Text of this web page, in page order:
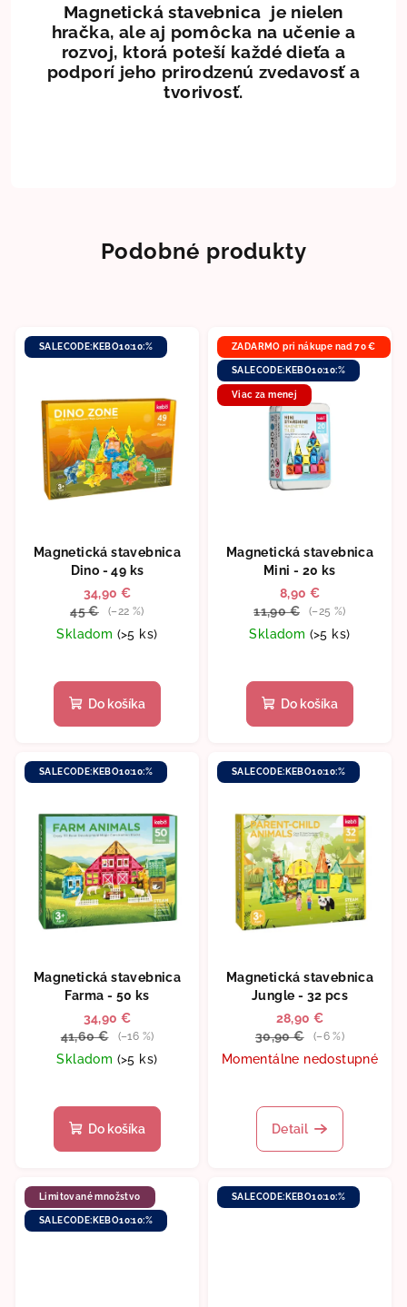
Magnetická stavebnica je nielen
hračka, ale aj pomôcka na učenie a
rozvoj, ktorá poteší každé dieťa a
podporí jeho prirodzenú zvedavosť a
tvorivosť.
Podobné produkty
SALECODE:KEBO10:10:%
Magnetická stavebnica
Dino - 49 ks
34,90 €
45 €
(–22 %)
Skladom (>5 ks)
hodnotenie
produktu
5
Do košíka
ZADARMO pri nákupe nad 70 €
SALECODE:KEBO10:10:%
Viac za menej
Magnetická stavebnica
Mini - 20 ks
8,90 €
11,90 €
(–25 %)
Skladom (>5 ks)
hodnotenie
produktu
5
Do košíka
SALECODE:KEBO10:10:%
Magnetická stavebnica
Farma - 50 ks
34,90 €
41,60 €
(–16 %)
Skladom (>5 ks)
hodnotenie
produktu
5
hviezdičiek.
Do košíka
SALECODE:KEBO10:10:%
Magnetická stavebnica
Jungle - 32 pcs
28,90 €
30,90 €
(–6 %)
Momentálne nedostupné
Detail
Limitované množstvo
SALECODE:KEBO10:10:%
SALECODE:KEBO10:10:%